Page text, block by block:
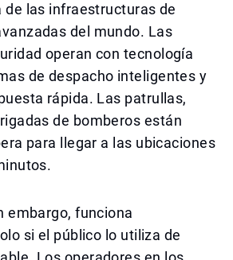
de las infraestructuras de
del mundo. Las
operan con tecnología
de despacho inteligentes y
rápida. Las patrullas,
de bomberos están
para llegar a las ubicaciones
embargo, funciona
si el público lo utiliza de